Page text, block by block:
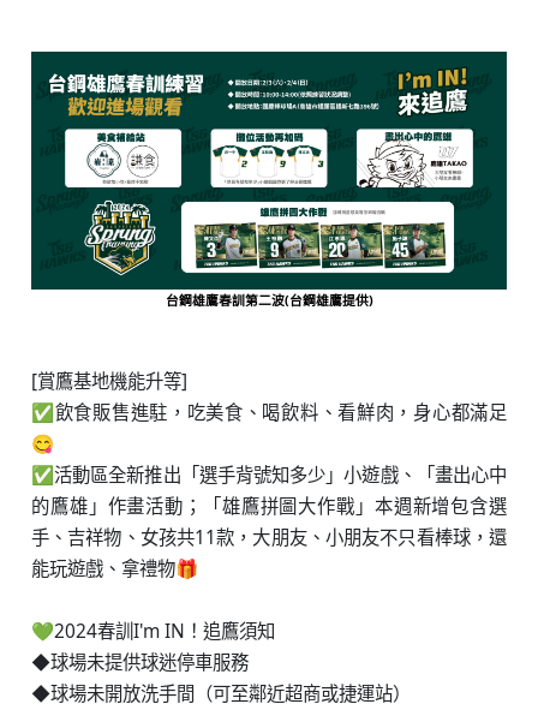
台鋼雄鷹春訓第二波(台鋼雄鷹提供)
[賞鷹基地機能升等]
✅飲食販售進駐，吃美食、喝飲料、看鮮肉，身心都滿足
😋
✅活動區全新推出「選手背號知多少」小遊戲、「畫出心中
的鷹雄」作畫活動；「雄鷹拼圖大作戰」本週新增包含選
手、吉祥物、女孩共11款，大朋友、小朋友不只看棒球，還
能玩遊戲、拿禮物🎁
💚2024春訓I'm IN！追鷹須知
◆球場未提供球迷停車服務
◆球場未開放洗手間（可至鄰近超商或捷運站）